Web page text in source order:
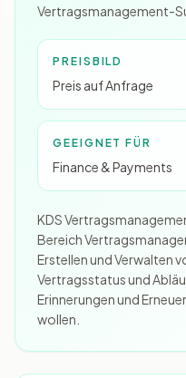
Vertragsmanagement-
PREISBILD
Preis auf Anfrage
GEEIGNET FÜR
Finance & Payments
KDS
Bereich
Erstellen und Verwalten
Vertragsstatus und
Erinnerungen und
wollen.